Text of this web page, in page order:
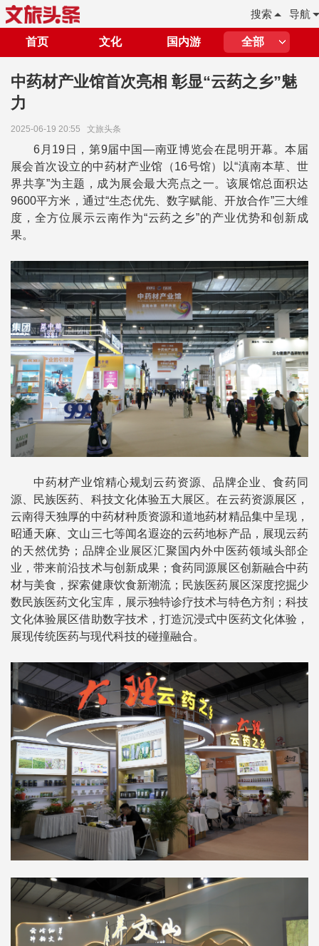
导航
搜索
首页 文化 国内游 全部
中药材产业馆首次亮相 彰显“云药之乡”魅
力
2025-06-19 20:55 文旅头条
6月19日，第9届中国—南亚博览会在昆明开幕。本届
展会首次设立的中药材产业馆（16号馆）以“滇南本草、世
界共享”为主题，成为展会最大亮点之一。该展馆总面积达
9600平方米，通过“生态优先、数字赋能、开放合作”三大维
度，全方位展示云南作为“云药之乡”的产业优势和创新成
果。
中药材产业馆精心规划云药资源、品牌企业、食药同
源、民族医药、科技文化体验五大展区。在云药资源展区，
云南得天独厚的中药材种质资源和道地药材精品集中呈现，
昭通天麻、文山三七等闻名遐迩的云药地标产品，展现云药
的天然优势；品牌企业展区汇聚国内外中医药领域头部企
业，带来前沿技术与创新成果；食药同源展区创新融合中药
材与美食，探索健康饮食新潮流；民族医药展区深度挖掘少
数民族医药文化宝库，展示独特诊疗技术与特色方剂；科技
文化体验展区借助数字技术，打造沉浸式中医药文化体验，
展现传统医药与现代科技的碰撞融合。